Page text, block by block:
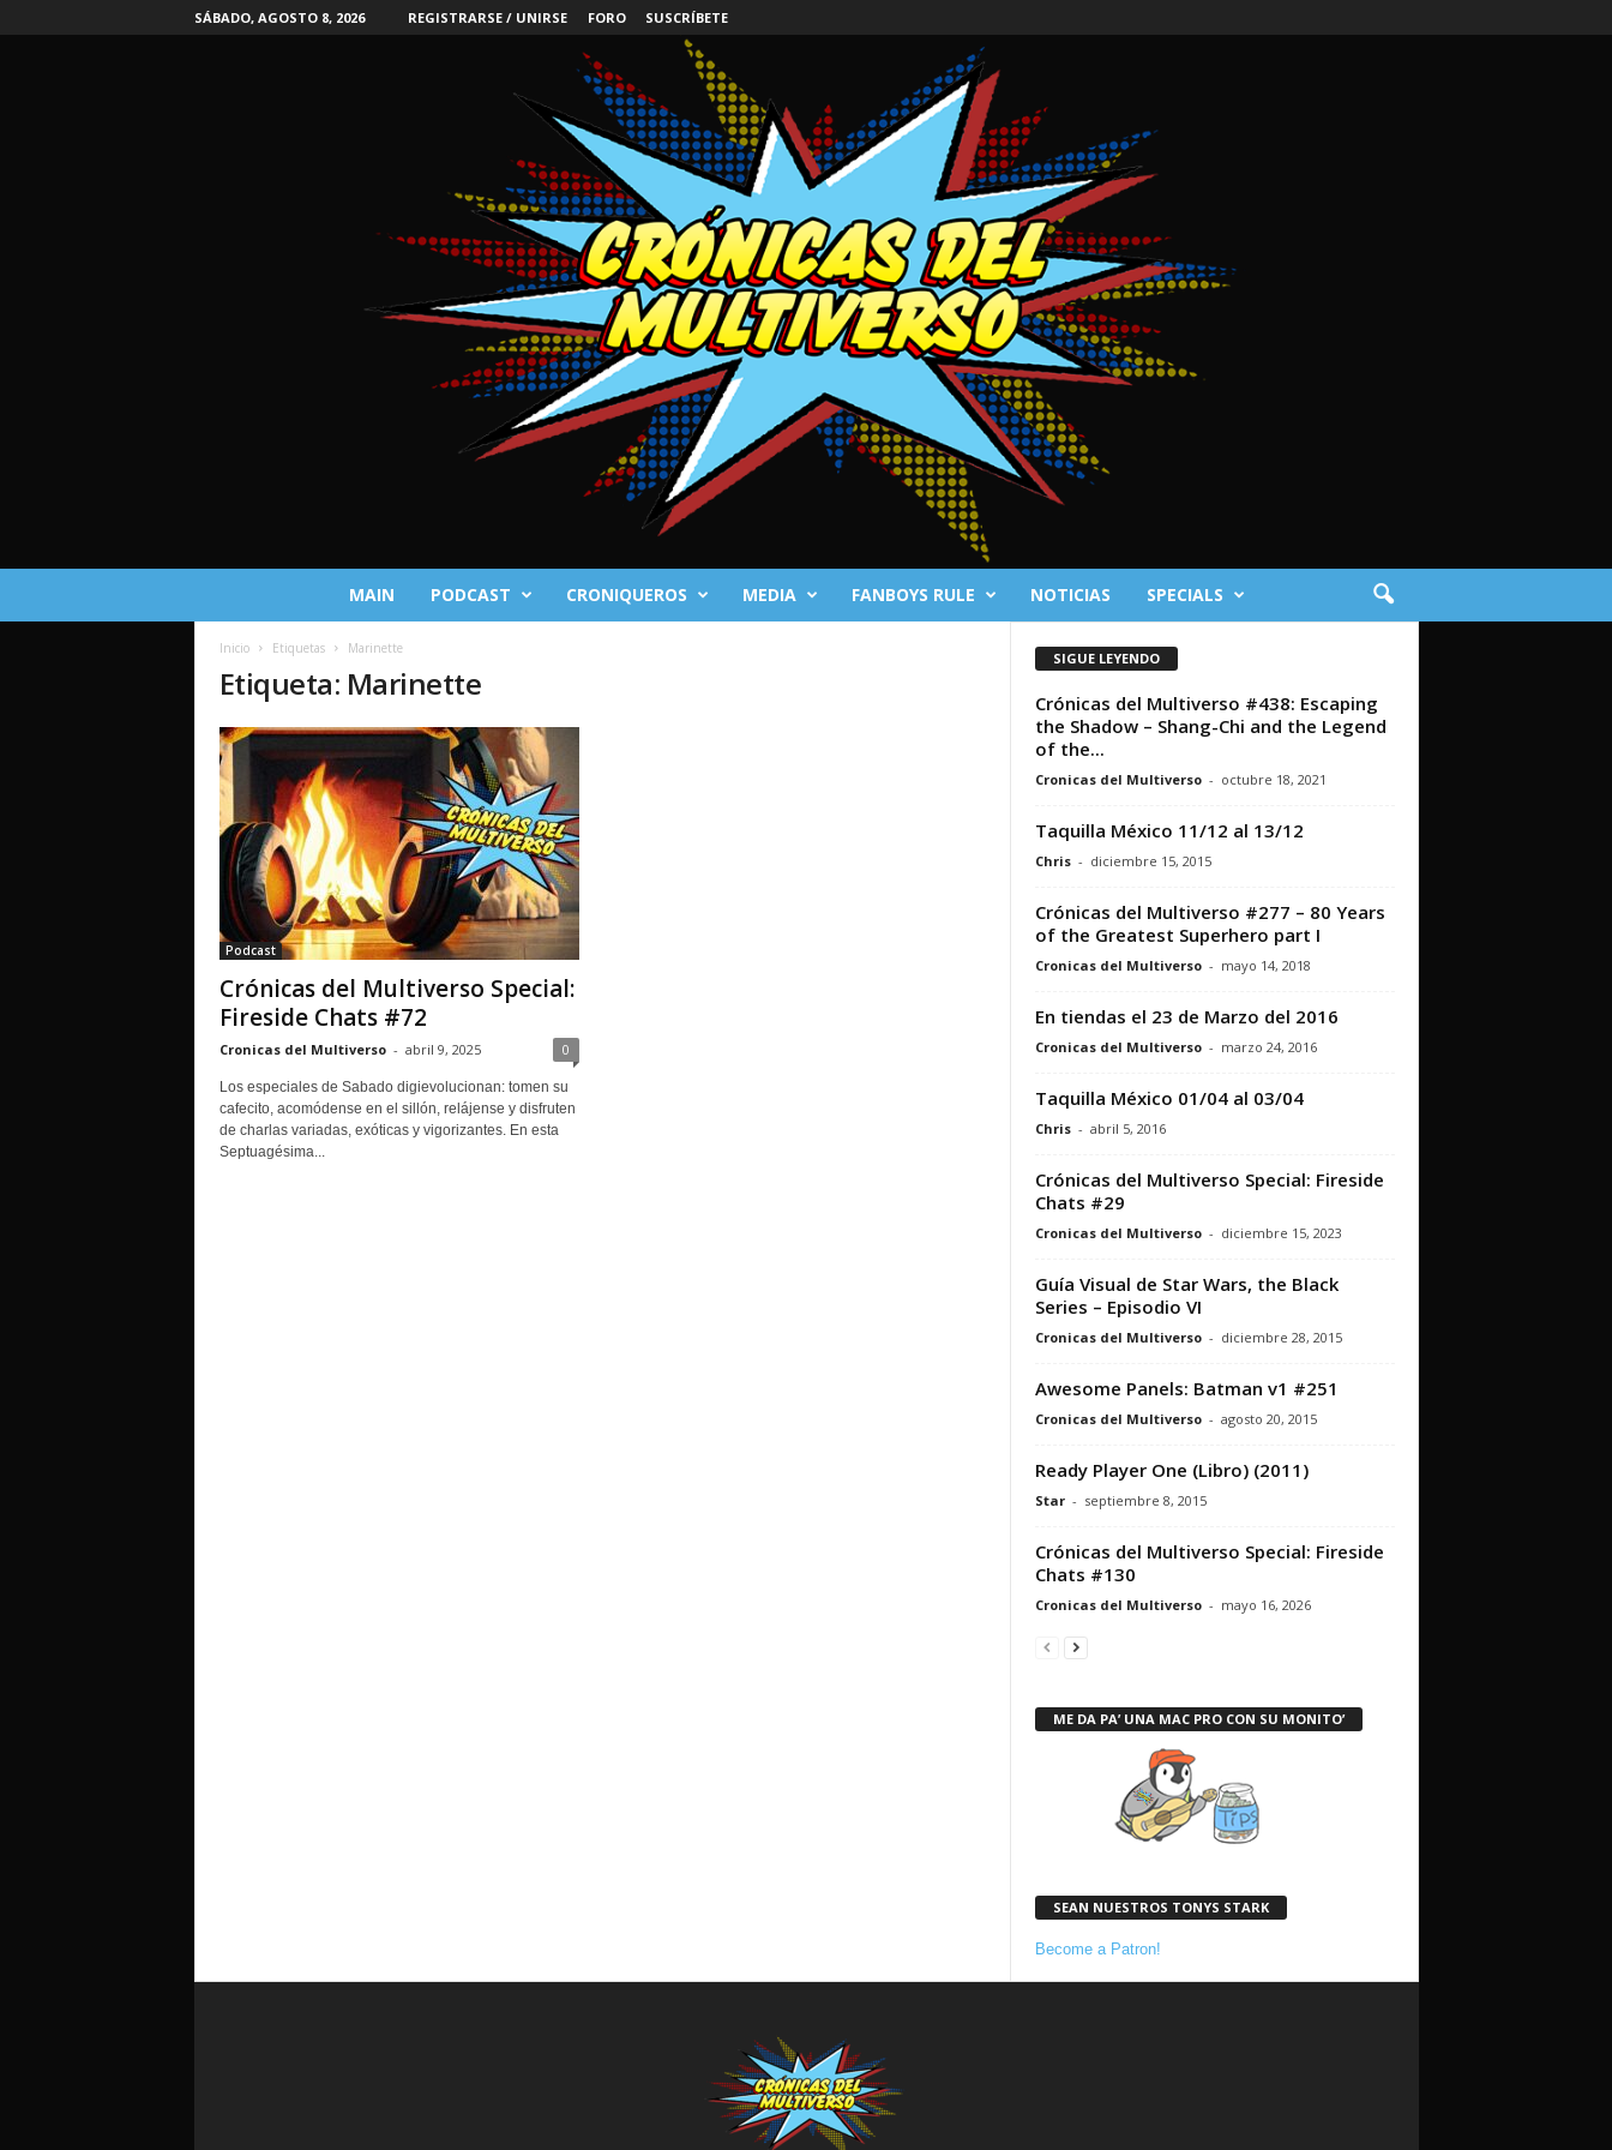
SÁBADO, AGOSTO 8, 2026 REGISTRARSE / UNIRSE FORO SUSCRÍBETE
MAIN PODCAST CRONIQUEROS MEDIA FANBOYS RULE NOTICIAS SPECIALS
Inicio Etiquetas Marinette
Etiqueta: Marinette
Podcast
Crónicas del Multiverso Special:
Fireside Chats #72
Cronicas del Multiverso - abril 9, 2025 0
Los especiales de Sabado digievolucionan: tomen su
cafecito, acomódense en el sillón, relájense y disfruten
de charlas variadas, exóticas y vigorizantes. En esta
Septuagésima...
SIGUE LEYENDO
Crónicas del Multiverso #438: Escaping
the Shadow – Shang-Chi and the Legend
of the...
Cronicas del Multiverso - octubre 18, 2021
Taquilla México 11/12 al 13/12
Chris - diciembre 15, 2015
Crónicas del Multiverso #277 – 80 Years
of the Greatest Superhero part I
Cronicas del Multiverso - mayo 14, 2018
En tiendas el 23 de Marzo del 2016
Cronicas del Multiverso - marzo 24, 2016
Taquilla México 01/04 al 03/04
Chris - abril 5, 2016
Crónicas del Multiverso Special: Fireside
Chats #29
Cronicas del Multiverso - diciembre 15, 2023
Guía Visual de Star Wars, the Black
Series – Episodio VI
Cronicas del Multiverso - diciembre 28, 2015
Awesome Panels: Batman v1 #251
Cronicas del Multiverso - agosto 20, 2015
Ready Player One (Libro) (2011)
Star - septiembre 8, 2015
Crónicas del Multiverso Special: Fireside
Chats #130
Cronicas del Multiverso - mayo 16, 2026
ME DA PA’ UNA MAC PRO CON SU MONITO’
SEAN NUESTROS TONYS STARK
Become a Patron!